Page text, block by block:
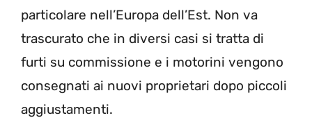
particolare nell’Europa dell’Est. Non va
trascurato che in diversi casi si tratta di
furti su commissione e i motorini vengono
consegnati ai nuovi proprietari dopo piccoli
aggiustamenti.